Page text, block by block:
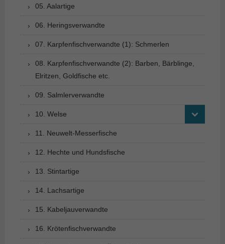
05. Aalartige
06. Heringsverwandte
07. Karpfenfischverwandte (1): Schmerlen
08. Karpfenfischverwandte (2): Barben, Bärblinge,
Elritzen, Goldfische etc.
09. Salmlerverwandte
10. Welse
11. Neuwelt-Messerfische
12. Hechte und Hundsfische
13. Stintartige
14. Lachsartige
15. Kabeljauverwandte
16. Krötenfischverwandte